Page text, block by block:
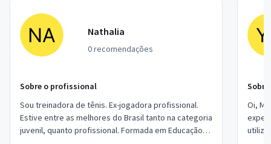
Nathalia
0 recomendações
Sobre o profissional
Sou treinadora de tênis. Ex-jogadora profissional.
Estive entre as melhores do Brasil tanto na categoria
juvenil, quanto profissional. Formada em Educação
Oi,